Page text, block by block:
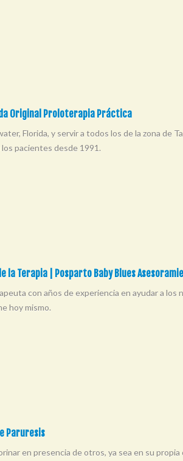
Original Proloterapia Práctica
Florida, y servir a todos los de la zona de
pacientes desde 1991.
la Terapia | Posparto Baby Blues
con años de experiencia en ayudar a los
hoy mismo.
Paruresis
en presencia de otros, ya sea en su propia